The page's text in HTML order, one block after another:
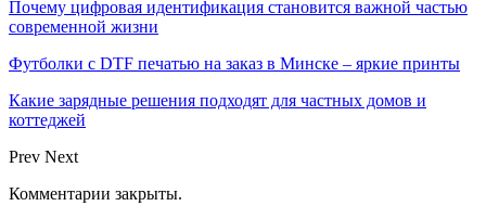
Почему цифровая идентификация становится важной частью
современной жизни
Футболки с DTF печатью на заказ в Минске – яркие принты
Какие зарядные решения подходят для частных домов и
коттеджей
Prev Next
Комментарии закрыты.